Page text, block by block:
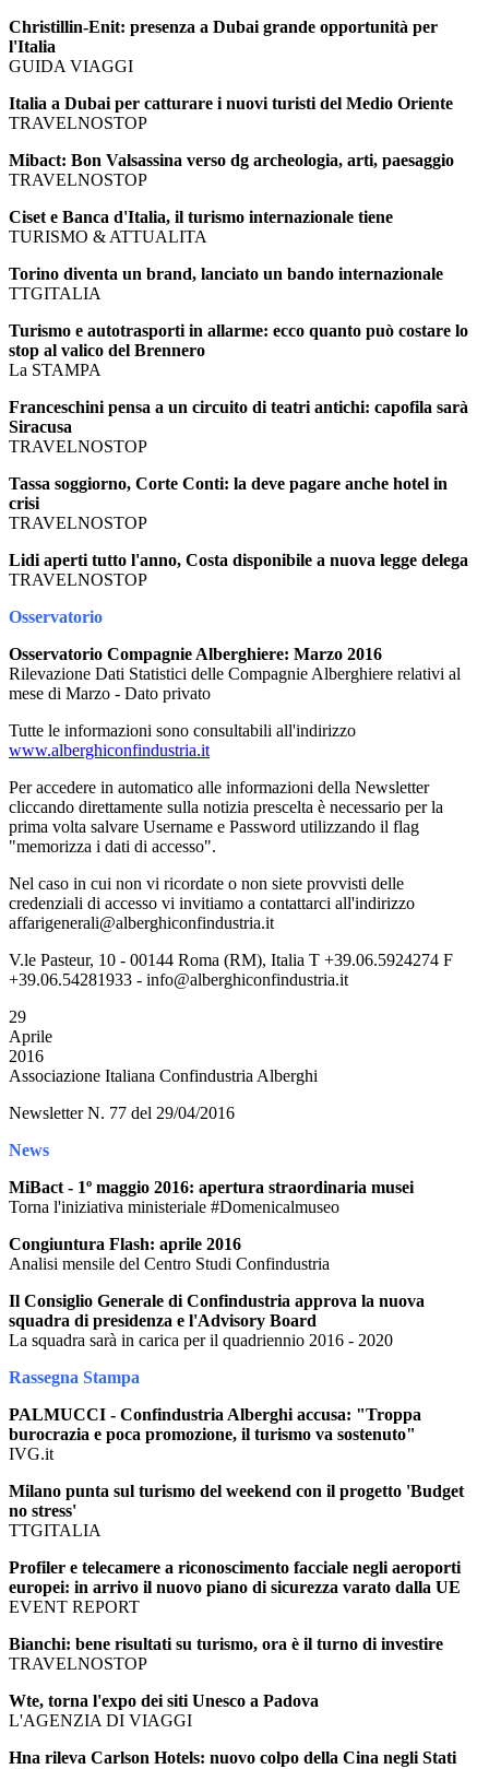
Christillin-Enit: presenza a Dubai grande opportunità per
l'Italia
GUIDA VIAGGI
Italia a Dubai per catturare i nuovi turisti del Medio Oriente
TRAVELNOSTOP
Mibact: Bon Valsassina verso dg archeologia, arti, paesaggio
TRAVELNOSTOP
Ciset e Banca d'Italia, il turismo internazionale tiene
TURISMO & ATTUALITA
Torino diventa un brand, lanciato un bando internazionale
TTGITALIA
Turismo e autotrasporti in allarme: ecco quanto può costare lo
stop al valico del Brennero
La STAMPA
Franceschini pensa a un circuito di teatri antichi: capofila sarà
Siracusa
TRAVELNOSTOP
Tassa soggiorno, Corte Conti: la deve pagare anche hotel in
crisi
TRAVELNOSTOP
Lidi aperti tutto l'anno, Costa disponibile a nuova legge delega
TRAVELNOSTOP
Osservatorio
Osservatorio Compagnie Alberghiere: Marzo 2016
Rilevazione Dati Statistici delle Compagnie Alberghiere relativi al
mese di Marzo - Dato privato
Tutte le informazioni sono consultabili all'indirizzo
www.alberghiconfindustria.it
Per accedere in automatico alle informazioni della Newsletter
cliccando direttamente sulla notizia prescelta è necessario per la
prima volta salvare Username e Password utilizzando il flag
"memorizza i dati di accesso".
Nel caso in cui non vi ricordate o non siete provvisti delle
credenziali di accesso vi invitiamo a contattarci all'indirizzo
affarigenerali@alberghiconfindustria.it
V.le Pasteur, 10 - 00144 Roma (RM), Italia T +39.06.5924274 F
+39.06.54281933 - info@alberghiconfindustria.it
29
Aprile
2016
Associazione Italiana Confindustria Alberghi
Newsletter N. 77 del 29/04/2016
News
MiBact - 1º maggio 2016: apertura straordinaria musei
Torna l'iniziativa ministeriale #Domenicalmuseo
Congiuntura Flash: aprile 2016
Analisi mensile del Centro Studi Confindustria
Il Consiglio Generale di Confindustria approva la nuova
squadra di presidenza e l'Advisory Board
La squadra sarà in carica per il quadriennio 2016 - 2020
Rassegna Stampa
PALMUCCI - Confindustria Alberghi accusa: "Troppa
burocrazia e poca promozione, il turismo va sostenuto"
IVG.it
Milano punta sul turismo del weekend con il progetto 'Budget
no stress'
TTGITALIA
Profiler e telecamere a riconoscimento facciale negli aeroporti
europei: in arrivo il nuovo piano di sicurezza varato dalla UE
EVENT REPORT
Bianchi: bene risultati su turismo, ora è il turno di investire
TRAVELNOSTOP
Wte, torna l'expo dei siti Unesco a Padova
L'AGENZIA DI VIAGGI
Hna rileva Carlson Hotels: nuovo colpo della Cina negli Stati